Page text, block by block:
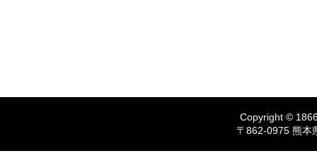
Copyright ©
〒862-0975 熊本